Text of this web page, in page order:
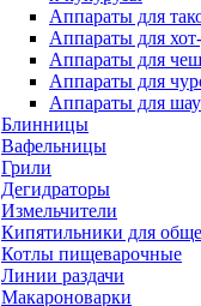
Аппараты для
Аппараты для
Аппараты для
Аппараты для
Аппараты для
Блинницы
Вафельницы
Грили
Дегидраторы
Измельчители
Кипятильники для
Котлы пищеварочные
Линии раздачи
Макароноварки